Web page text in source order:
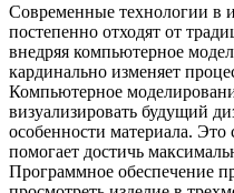
Современные технологии в
постепенно отходят от
внедряя компьютерное
кардинально изменяет
Компьютерное
визуализировать будущий
особенности материала.
помогает достичь
Программное обеспечение